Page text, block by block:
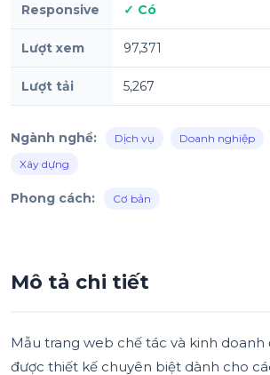
Responsive ✓ Có
Lượt xem 97,371
Lượt tải 5,267
Ngành nghề: Dịch vụ Doanh nghiệp
Xây dựng
Phong cách: Cơ bản
Mô tả chi tiết
Mẫu trang web chế tác và kinh doanh
được thiết kế chuyên biệt dành cho